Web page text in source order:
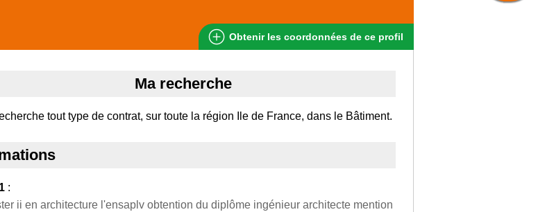
Obtenir les coordonnées de ce profil
Ma recherche
tout type de contrat, sur toute la région Ile de France, dans le Bâtiment.
:
ii en architecture l'ensaplv obtention du diplôme ingénieur architecte mention